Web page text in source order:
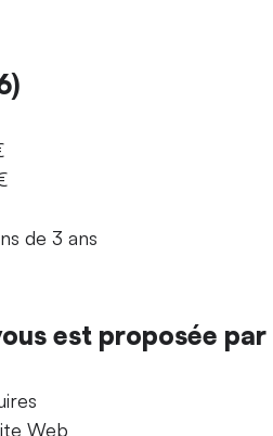
de 3 ans
est proposée par
Web